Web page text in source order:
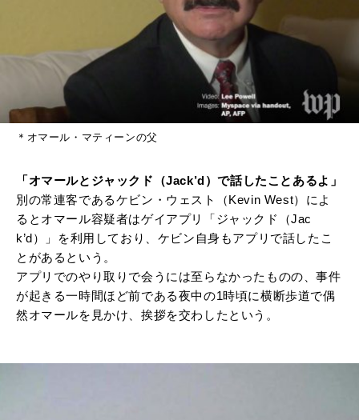
＊オマール・マティーンの父
「オマールとジャックド（Jack’d）で話したことあるよ」
別の常連客であるケビン・ウェスト（Kevin West）によ
るとオマール容疑者はゲイアプリ「ジャックド（Jac
k’d）」を利用しており、ケビン自身もアプリで話したこ
とがあるという。
アプリでのやり取りで会うには至らなかったものの、事件
が起きる一時間ほど前である夜中の1時頃に横断歩道で偶
然オマールを見かけ、挨拶を交わしたという。